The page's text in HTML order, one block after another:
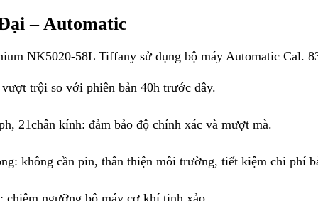
– Automatic
NK5020-58L Tiffany sử dụng bộ máy Automatic Cal.
trội so với phiên bản 40h trước đây.
21chân kính: đảm bảo độ chính xác và mượt mà.
không cần pin, thân thiện môi trường, tiết kiệm chi phí